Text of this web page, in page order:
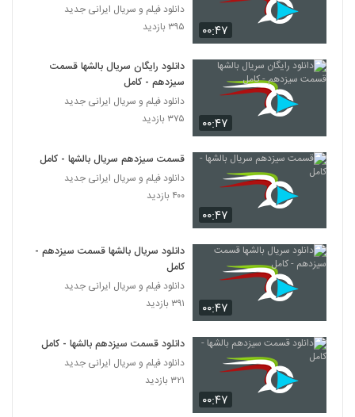
۰۰:۴۷
دانلود فیلم و سریال ایرانی جدید
۳۹۵ بازدید
۰۰:۴۷
دانلود رایگان سریال بالشها قسمت
سیزدهم - کامل
دانلود فیلم و سریال ایرانی جدید
۳۷۵ بازدید
۰۰:۴۷
قسمت سیزدهم سریال بالشها - کامل
دانلود فیلم و سریال ایرانی جدید
۴۰۰ بازدید
۰۰:۴۷
دانلود سریال بالشها قسمت سیزدهم -
کامل
دانلود فیلم و سریال ایرانی جدید
۳۹۱ بازدید
۰۰:۴۷
دانلود قسمت سیزدهم بالشها - کامل
دانلود فیلم و سریال ایرانی جدید
۳۲۱ بازدید